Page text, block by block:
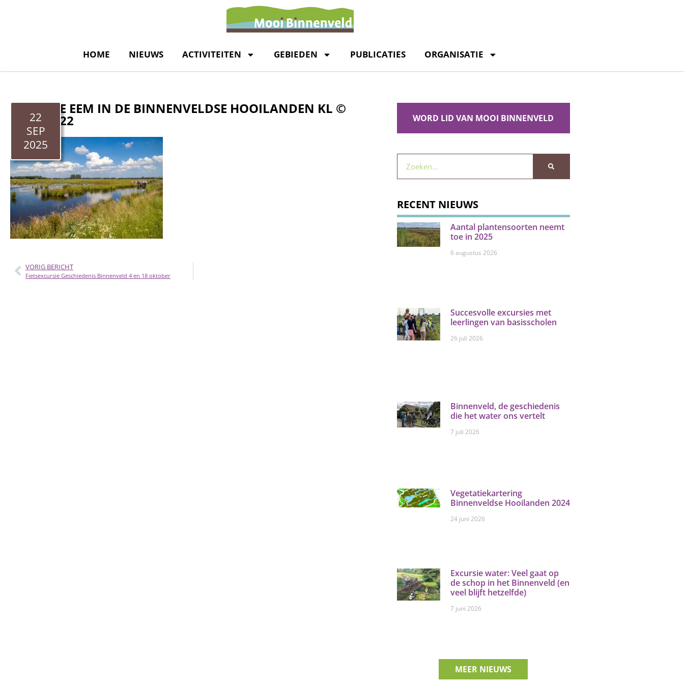
HOME NIEUWS ACTIVITEITEN GEBIEDEN PUBLICATIES ORGANISATIE
22
SEP
2025
KROMME EEM IN DE BINNENVELDSE HOOILANDEN KL ©
ICRA, 2022
VORIG BERICHT
Fietsexcursie Geschiedenis Binnenveld 4 en 18 oktober
WORD LID VAN MOOI BINNENVELD
RECENT NIEUWS
Aantal plantensoorten neemt
toe in 2025
6 augustus 2026
Succesvolle excursies met
leerlingen van basisscholen
26 juli 2026
Binnenveld, de geschiedenis
die het water ons vertelt
7 juli 2026
Vegetatiekartering
Binnenveldse Hooilanden 2024
24 juni 2026
Excursie water: Veel gaat op
de schop in het Binnenveld (en
veel blijft hetzelfde)
7 juni 2026
MEER NIEUWS